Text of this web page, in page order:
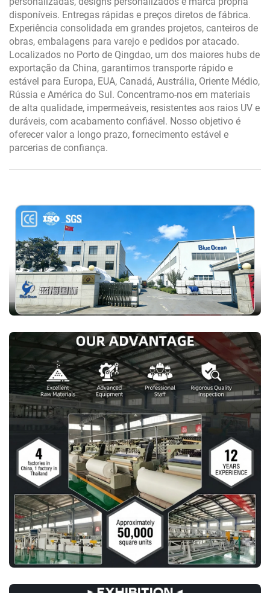
disponíveis. Entregas rápidas e preços diretos de fábrica.
Experiência consolidada em grandes projetos, canteiros de
obras, embalagens para varejo e pedidos por atacado.
Localizados no Porto de Qingdao, um dos maiores hubs de
exportação da China, garantimos transporte rápido e
estável para Europa, EUA, Canadá, Austrália, Oriente Médio,
Rússia e América do Sul. Concentramo-nos em materiais
de alta qualidade, impermeáveis, resistentes aos raios UV e
duráveis, com acabamento confiável. Nosso objetivo é
oferecer valor a longo prazo, fornecimento estável e
parcerias de confiança.